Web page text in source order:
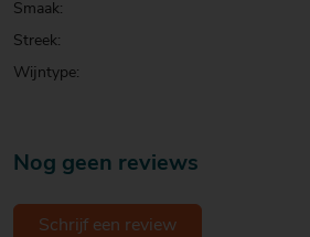
Nog geen reviews
Schrijf een review
Smaak:
Streek:
Wijntype: